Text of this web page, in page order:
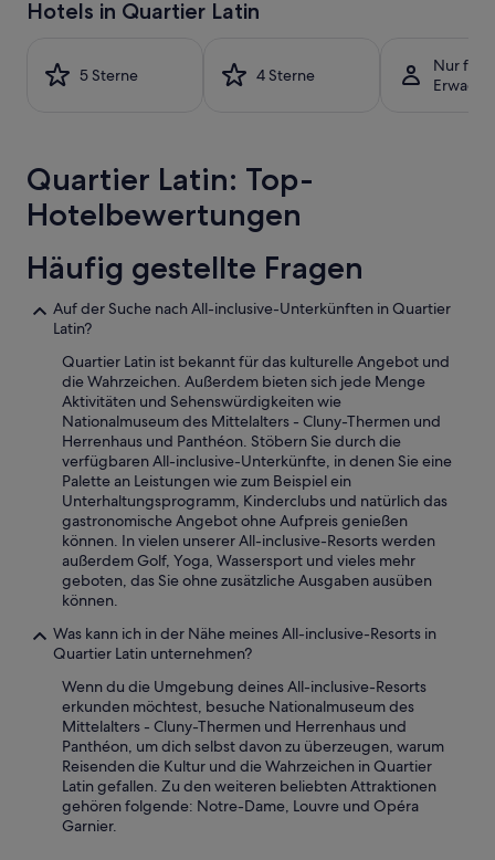
letzten
einen
2 Erwachsenen
gefunden
wurde.
und
Verfügbarkeiten
sich
ändern.
können
zusätzliche
Bedingungen
gelten.
Hotels in Quartier Latin
5 Sterne 4 Sterne
Nur für
Quartier Latin: Top-
Hotelbewertungen
Häufig gestellte Fragen
Auf der Suche nach All-inclusive-Unterkünften in Quartier
Latin?
Quartier Latin ist bekannt für das kulturelle Angebot und
die Wahrzeichen. Außerdem bieten sich jede Menge
Aktivitäten und Sehenswürdigkeiten wie
Nationalmuseum des Mittelalters - Cluny-Thermen und
Herrenhaus und Panthéon. Stöbern Sie durch die
verfügbaren All-inclusive-Unterkünfte, in denen Sie eine
Palette an Leistungen wie zum Beispiel ein
Unterhaltungsprogramm, Kinderclubs und natürlich das
gastronomische Angebot ohne Aufpreis genießen
können. In vielen unserer All-inclusive-Resorts werden
außerdem Golf, Yoga, Wassersport und vieles mehr
geboten, das Sie ohne zusätzliche Ausgaben ausüben
können.
Was kann ich in der Nähe meines All-inclusive-Resorts in
Quartier Latin unternehmen?
Wenn du die Umgebung deines All-inclusive-Resorts
erkunden möchtest, besuche Nationalmuseum des
Mittelalters - Cluny-Thermen und Herrenhaus und
Panthéon, um dich selbst davon zu überzeugen, warum
Reisenden die Kultur und die Wahrzeichen in Quartier
Latin gefallen. Zu den weiteren beliebten Attraktionen
gehören folgende: Notre-Dame, Louvre und Opéra
Garnier.